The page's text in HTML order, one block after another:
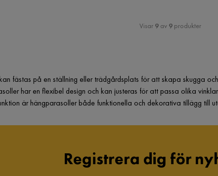
Visar 9av 9produkter
fästas på en ställning eller trädgårdsplats för att skapa skugga
har en flexibel design och kan justeras för att passa olika
är hängparasoller både funktionella och dekorativa tillägg till
Registrera dig för